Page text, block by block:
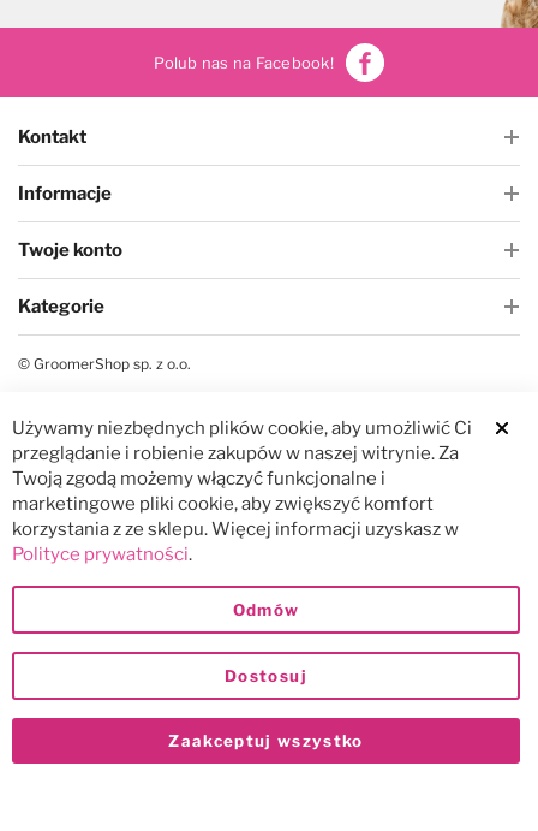
Polub nas na Facebook!
Kontakt
Informacje
Twoje konto
Kategorie
© GroomerShop sp. z o.o.
Używamy niezbędnych plików cookie, aby umożliwić Ci
przeglądanie i robienie zakupów w naszej witrynie. Za
Twoją zgodą możemy włączyć funkcjonalne i
marketingowe pliki cookie, aby zwiększyć komfort
korzystania z ze sklepu. Więcej informacji uzyskasz w
Polityce prywatności.
Zaakceptuj wszystko
Dostosuj
Odmów